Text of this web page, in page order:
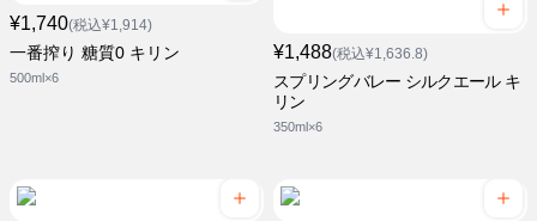
¥1,740(税込¥1,914)
一番搾り 糖質0 キリン
500ml×6
¥1,488(税込¥1,636.8)
スプリングバレー シルクエール キ
リン
350ml×6